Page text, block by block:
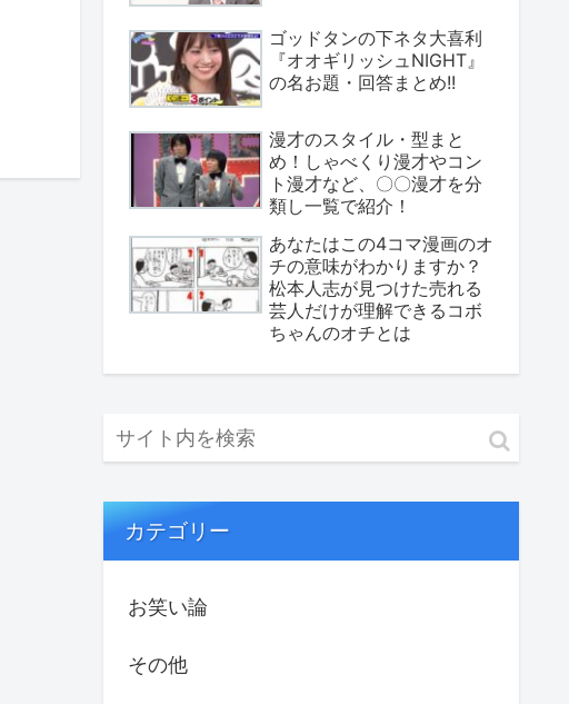
ゴッドタンの下ネタ大喜利
『オオギリッシュNIGHT』
の名お題・回答まとめ!!
漫才のスタイル・型まと
め！しゃべくり漫才やコン
ト漫才など、〇〇漫才を分
類し一覧で紹介！
あなたはこの4コマ漫画のオ
チの意味がわかりますか？
松本人志が見つけた売れる
芸人だけが理解できるコボ
ちゃんのオチとは
カテゴリー
お笑い論
その他